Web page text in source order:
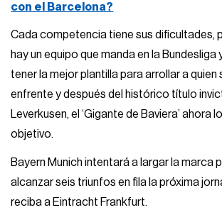
con el Barcelona?
Cada competencia tiene sus dificultades,
hay un equipo que manda en la Bundesliga
tener la mejor plantilla para arrollar a quien
enfrente y después del histórico título
Leverkusen, el ‘Gigante de Baviera’ ahora
objetivo.
Bayern Munich intentará a largar la marca
alcanzar seis triunfos en fila la próxima
reciba a Eintracht Frankfurt.